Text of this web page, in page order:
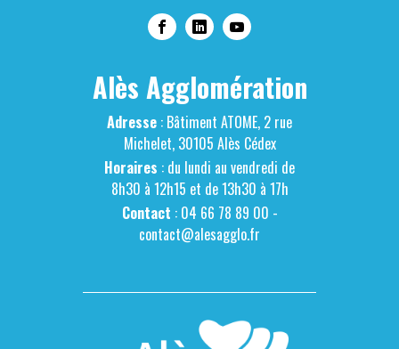
Alès Agglomération
Adresse : Bâtiment ATOME, 2 rue
Michelet, 30105 Alès Cédex
Horaires : du lundi au vendredi de
8h30 à 12h15 et de 13h30 à 17h
Contact : 04 66 78 89 00 -
contact@alesagglo.fr